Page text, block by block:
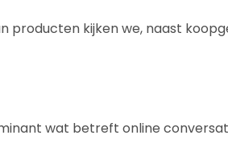
producten kijken we, naast
wat betreft online